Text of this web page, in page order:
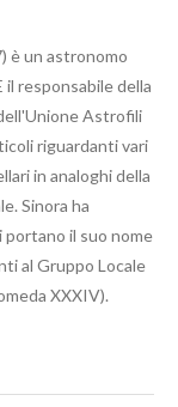
è un astronomo
responsabile della
Astrofili
riguardanti vari
in analoghi della
Sinora ha
portano il suo nome
al Gruppo Locale
XXXIV).